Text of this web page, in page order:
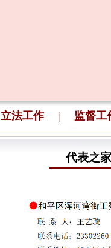
立法工作 | 监督工
代表之家